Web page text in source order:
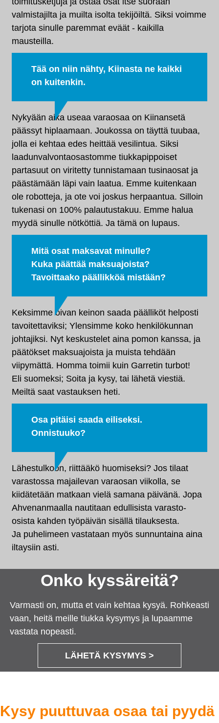
valmistajilta ja muilta isolta tekijöiltä. Siksi voimme
tarjota sinulle paremmat eväät - kaikilla
mausteilla.
Tää on niin nähty, Kiinasta ne kaikki
on kuitenkin.
Nykyään aika useaa varaosaa on Kiinansetä
päässyt hiplaamaan. Joukossa on täyttä tuubaa,
jolla ei kehtaa edes heittää vesilintua. Siksi
laadunvalvontaosastomme tiukkapippoiset
partasuut on viritetty tunnistamaan tusinaosat ja
päästämään läpi vain laatua. Emme kuitenkaan
ole robotteja, ja ote voi joskus herpaantua. Silloin
tukenasi on 100% palautustakuu. Emme halua
myydä sinulle nötköttiä. Ja tämä on lupaus.
Mitä osat maksavat minulle?
Kuka päättää maksuajoista?
Tavoittaako päällikköä mistään?
Keksimme oivan keinon saada päälliköt helposti
tavoitettaviksi; Ylensimme koko henkilökunnan
johtajiksi. Nyt keskustelet aina pomon kanssa, ja
päätökset maksuajoista ja muista tehdään
viipymättä. Homma toimii kuin Garretin turbot!
Eli suomeksi; Soita ja kysy, tai lähetä viestiä.
Meiltä saat vastauksen heti.
Osa pitäisi saada eiliseksi.
Onnistuuko?
Lähestulkoon, riittääkö huomiseksi? Jos tilaat
varastossa majailevan varaosan viikolla, se
kiidätetään matkaan vielä samana päivänä. Jopa
Ahvenanmaalla nautitaan edullisista varasto-
osista kahden työpäivän sisällä tilauksesta.
Ja puhelimeen vastataan myös sunnuntaina aina
iltaysiin asti.
Onko kyssäreitä?
Varmasti on, mutta et vain kehtaa kysyä. Rohkeasti
vaan, heitä meille tiukka kysymys ja lupaamme
vastata nopeasti.
LÄHETÄ KYSYMYS >
Kysy puuttuvaa osaa tai pyydä